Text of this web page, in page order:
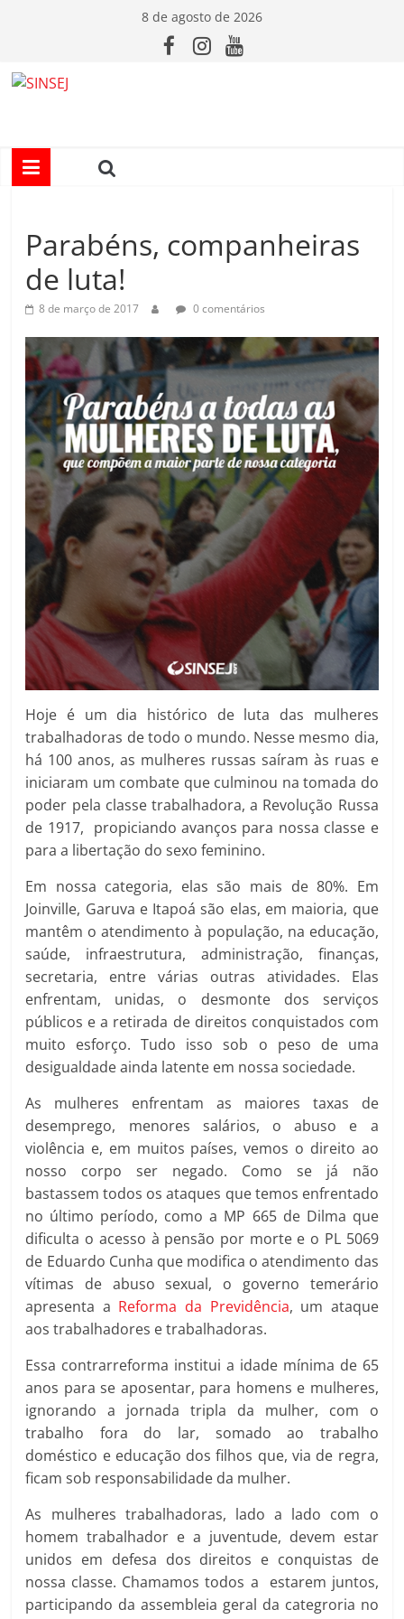
conteúdo
8 de agosto de 2026
I
S
E
Parabéns, companheiras
de luta!
8 de março de 2017 0 comentários
Hoje é um dia histórico de luta das mulheres
trabalhadoras de todo o mundo. Nesse mesmo dia,
há 100 anos, as mulheres russas saíram às ruas e
iniciaram um combate que culminou na tomada do
poder pela classe trabalhadora, a Revolução Russa
de 1917, propiciando avanços para nossa classe e
para a libertação do sexo feminino.
Em nossa categoria, elas são mais de 80%. Em
Joinville, Garuva e Itapoá são elas, em maioria, que
mantêm o atendimento à população, na educação,
saúde, infraestrutura, administração, finanças,
secretaria, entre várias outras atividades. Elas
enfrentam, unidas, o desmonte dos serviços
públicos e a retirada de direitos conquistados com
muito esforço. Tudo isso sob o peso de uma
desigualdade ainda latente em nossa sociedade.
As mulheres enfrentam as maiores taxas de
desemprego, menores salários, o abuso e a
violência e, em muitos países, vemos o direito ao
nosso corpo ser negado. Como se já não
bastassem todos os ataques que temos enfrentado
no último período, como a MP 665 de Dilma que
dificulta o acesso à pensão por morte e o PL 5069
de Eduardo Cunha que modifica o atendimento das
vítimas de abuso sexual, o governo temerário
apresenta a Reforma da Previdência, um ataque
aos trabalhadores e trabalhadoras.
Essa contrarreforma institui a idade mínima de 65
anos para se aposentar, para homens e mulheres,
ignorando a jornada tripla da mulher, com o
trabalho fora do lar, somado ao trabalho
doméstico e educação dos filhos que, via de regra,
ficam sob responsabilidade da mulher.
As mulheres trabalhadoras, lado a lado com o
homem trabalhador e a juventude, devem estar
unidos em defesa dos direitos e conquistas de
nossa classe. Chamamos todos a estarem juntos,
participando da assembleia geral da categroria no